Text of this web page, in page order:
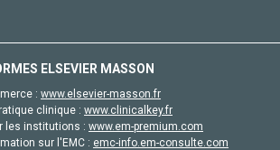
ELSEVIER MASSON
: www.elsevier-masson.fr
clinique : www.clinicalkey.fr
les institutions : www.em-premium.com
sur l'EMC : emc-info.em-consulte.com